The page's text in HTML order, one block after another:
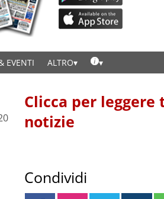
EVENTI ALTRO
Clicca per
notizie
Condividi